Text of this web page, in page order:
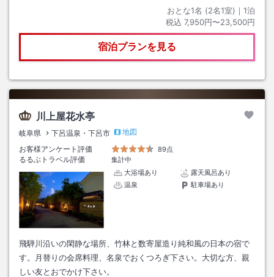
おとな1名 (2名1室)｜ 1泊
税込 7,950円〜23,500円
宿泊プランを見る
川上屋花水亭
岐阜県 下呂温泉・下呂市
地図
お客様アンケート評価
89点
るるぶトラベル評価
集計中
大浴場あり
露天風呂あり
温泉
駐車場あり
飛騨川沿いの閑静な場所、竹林と数寄屋造り純和風の日本の宿で
す。月替りの会席料理、名泉でおくつろぎ下さい。大切な方、親
しい友とおでかけ下さい。